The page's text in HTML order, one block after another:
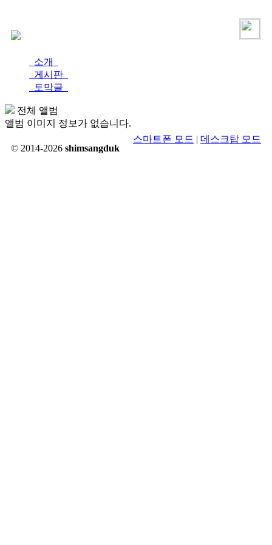
소개
게시판
토막글
전체 앨범
앨범 이미지 정보가 없습니다.
© 2014-2026 shimsangduk
스마트폰 모드 | 데스크탑 모드